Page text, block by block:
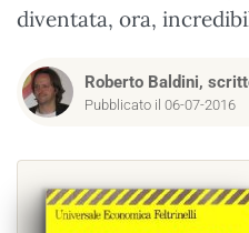
diventata, ora,
Roberto Baldini,
Pubblicato il 06-07-2016